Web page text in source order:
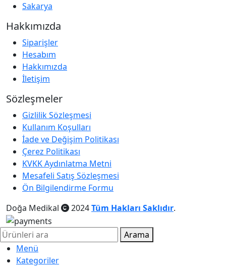
Sakarya
Hakkımızda
Siparişler
Hesabım
Hakkımızda
İletişim
Sözleşmeler
Gizlilik Sözleşmesi
Kullanım Koşulları
İade ve Değişim Politikası
Çerez Politikası
KVKK Aydınlatma Metni
Mesafeli Satış Sözleşmesi
Ön Bilgilendirme Formu
Doğa Medikal
2024Tüm Hakları Saklıdır.
Arama
Menü
Kategoriler